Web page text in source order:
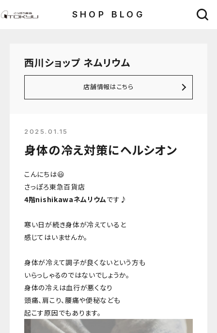
SHOP BLOG
西川ショップ ネムリウム
店舗情報はこちら
2025.01.15
身体の冷え対策にヘルシオン
こんにちは😃
さっぽろ東急百貨店
4階nishikawaネムリウムです♪
寒い日が続き身体が冷えていると
感じてはいませんか。
身体が冷えて調子が良くないという方も
いらっしゃるのではないでしょうか。
身体の冷えは血行が悪くなり
頭痛、肩こり、腰痛や便秘なども
起こす原因でもあります。